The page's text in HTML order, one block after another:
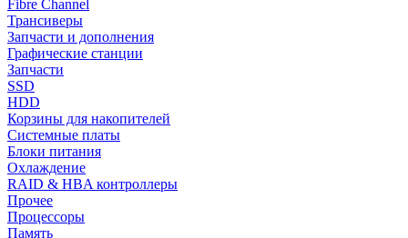
Fibre Channel
Трансиверы
Запчасти и дополнения
Графические станции
Запчасти
SSD
HDD
Корзины для накопителей
Системные платы
Блоки питания
Охлаждение
RAID & HBA контроллеры
Прочее
Процессоры
Память